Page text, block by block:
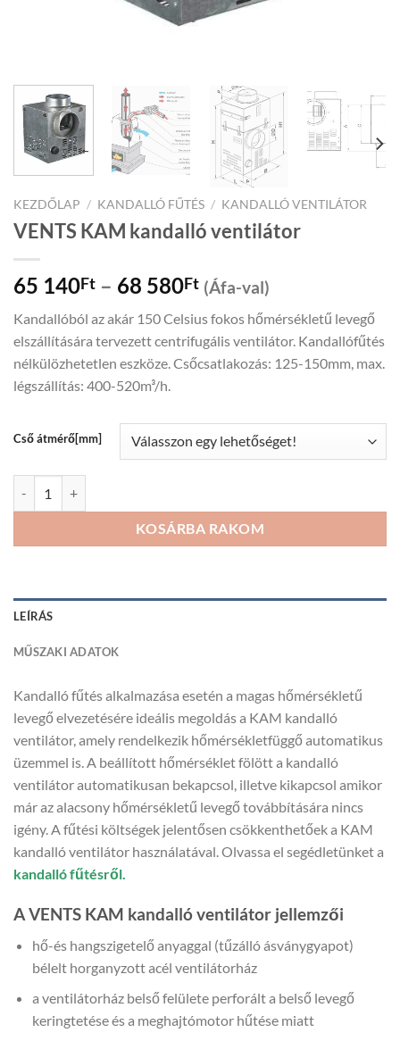
KEZDŐLAP / KANDALLÓ FŰTÉS / KANDALLÓ VENTILÁTOR
VENTS KAM kandalló ventilátor
65 140Ft – 68 580FtPrice
range:
65
140Ft
through
(Áfa-val)
Kandallóból az akár 150 Celsius fokos hőmérsékletű levegő
elszállítására tervezett centrifugális ventilátor. Kandallófűtés
nélkülözhetetlen eszköze. Csőcsatlakozás: 125-150mm, max.
légszállítás: 400-520m³/h.
Cső átmérő[mm]
KOSÁRBA RAKOM
LEÍRÁS
MŰSZAKI ADATOK
Kandalló fűtés alkalmazása esetén a magas hőmérsékletű
levegő elvezetésére ideális megoldás a KAM kandalló
ventilátor, amely rendelkezik hőmérsékletfüggő automatikus
üzemmel is. A beállított hőmérséklet fölött a kandalló
ventilátor automatikusan bekapcsol, illetve kikapcsol amikor
már az alacsony hőmérsékletű levegő továbbítására nincs
igény. A fűtési költségek jelentősen csökkenthetőek a KAM
kandalló ventilátor használatával. Olvassa el segédletünket a
kandalló fűtésről.
A VENTS KAM kandalló ventilátor jellemzői
hő-és hangszigetelő anyaggal (tűzálló ásványgyapot)
bélelt horganyzott acél ventilátorház
a ventilátorház belső felülete perforált a belső levegő
keringtetése és a meghajtómotor hűtése miatt